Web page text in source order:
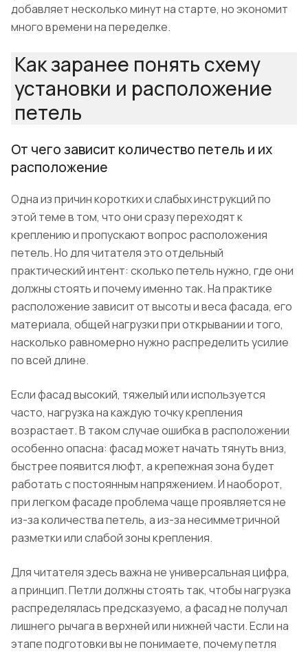
добавляет несколько минут на старте, но экономит
много времени на переделке.
Как заранее понять схему
установки и расположение
петель
От чего зависит количество петель и их
расположение
Одна из причин коротких и слабых инструкций по
этой теме в том, что они сразу переходят к
креплению и пропускают вопрос расположения
петель. Но для читателя это отдельный
практический интент: сколько петель нужно, где они
должны стоять и почему именно так. На практике
расположение зависит от высоты и веса фасада, его
материала, общей нагрузки при открывании и того,
насколько равномерно нужно распределить усилие
по всей длине.
Если фасад высокий, тяжелый или используется
часто, нагрузка на каждую точку крепления
возрастает. В таком случае ошибка в расположении
особенно опасна: фасад может начать тянуть вниз,
быстрее появится люфт, а крепежная зона будет
работать с постоянным напряжением. И наоборот,
при легком фасаде проблема чаще проявляется не
из-за количества петель, а из-за несимметричной
разметки или слабой зоны крепления.
Для читателя здесь важна не универсальная цифра,
а принцип. Петли должны стоять так, чтобы нагрузка
распределялась предсказуемо, а фасад не получал
лишнего рычага в верхней или нижней части. Если на
этапе подготовки вы не понимаете, почему петля